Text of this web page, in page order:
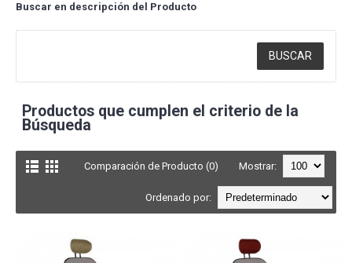
Buscar en descripción del Producto
Productos que cumplen el criterio de la
Búsqueda
Comparación de Producto (0) Mostrar:
Ordenado por: